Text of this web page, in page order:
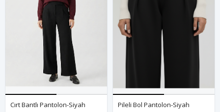
Cırt Bantlı Pantolon-Siyah Pileli Bol Pantolon-Siyah